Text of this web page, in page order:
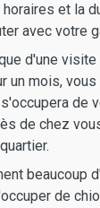
et la
avec votre
d'une visite
un mois,
de
de chez
beaucoup
de